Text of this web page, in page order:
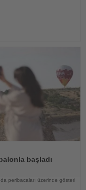
başladı
peribacaları üzerinde gösteri